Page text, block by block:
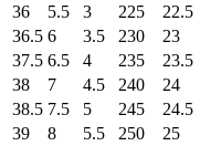
36
5.5 3 225
22.5
36.5 6 3.5 230
23
37.5 6.5 4 235
23.5
38
7 4.5 240
24
38.5 7.5 5 245
24.5
39
8 5.5 250
25